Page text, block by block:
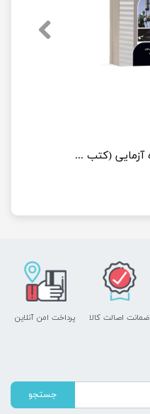
کتاب اصول و مبانی چاه آزمایی (کتب ویژه کنکور دکتری مهندسی نفت)
پرداخت امن آنلاین ضمانت اصالت کالا
جستجو